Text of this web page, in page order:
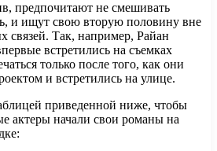
предпочитают не смешивать
и ищут свою вторую половину вне
связей. Так, например, Райан
встретились на съемках
только после того, как они
и встретились на улице.
приведенной ниже, чтобы
актеры начали свои романы на